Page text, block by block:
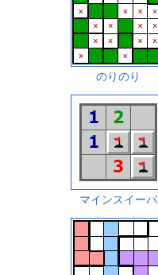
のりのり
マインスイーパ